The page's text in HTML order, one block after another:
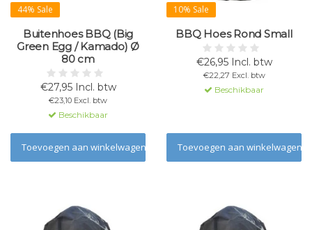
44% Sale
Buitenhoes BBQ (Big
Green Egg / Kamado) Ø
80 cm
€27,95 Incl. btw
€23,10 Excl. btw
Beschikbaar
Toevoegen aan winkelwagen
10% Sale
BBQ Hoes Rond Small
€26,95 Incl. btw
€22,27 Excl. btw
Beschikbaar
Toevoegen aan winkelwagen